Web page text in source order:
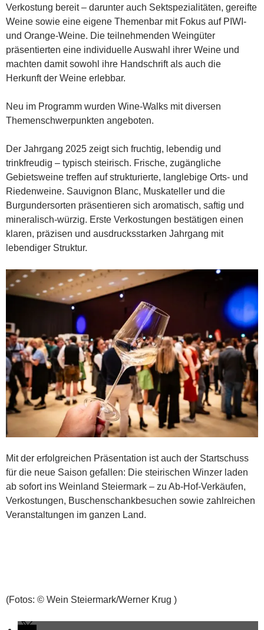
Verkostung bereit – darunter auch Sektspezialitäten, gereifte
Weine sowie eine eigene Themenbar mit Fokus auf PIWI-
und Orange-Weine. Die teilnehmenden Weingüter
präsentierten eine individuelle Auswahl ihrer Weine und
machten damit sowohl ihre Handschrift als auch die
Herkunft der Weine erlebbar.
Neu im Programm wurden Wine-Walks mit diversen
Themenschwerpunkten angeboten.
Der Jahrgang 2025 zeigt sich fruchtig, lebendig und
trinkfreudig – typisch steirisch. Frische, zugängliche
Gebietsweine treffen auf strukturierte, langlebige Orts- und
Riedenweine. Sauvignon Blanc, Muskateller und die
Burgundersorten präsentieren sich aromatisch, saftig und
mineralisch-würzig. Erste Verkostungen bestätigen einen
klaren, präzisen und ausdrucksstarken Jahrgang mit
lebendiger Struktur.
Mit der erfolgreichen Präsentation ist auch der Startschuss
für die neue Saison gefallen: Die steirischen Winzer laden
ab sofort ins Weinland Steiermark – zu Ab-Hof-Verkäufen,
Verkostungen, Buschenschankbesuchen sowie zahlreichen
Veranstaltungen im ganzen Land.
(Fotos: © Wein Steiermark/Werner Krug )